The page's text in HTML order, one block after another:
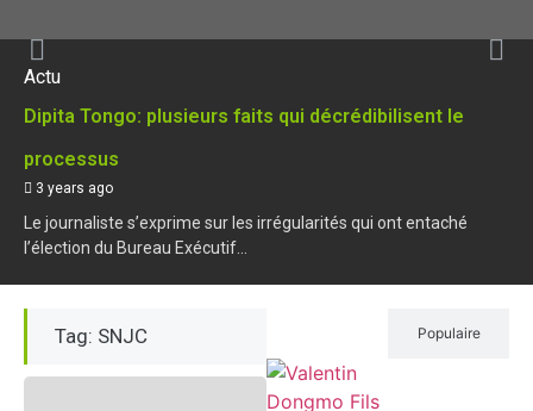
Actu
Dipita Tongo: plusieurs faits qui décrédibilisent le
processus
3 years ago
Le journaliste s’exprime sur les irrégularités qui ont entaché
l’élection du Bureau Exécutif...
Tag: SNJC Populaire